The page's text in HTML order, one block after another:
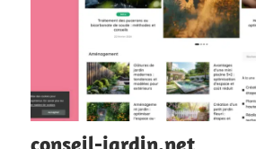
conseil-jardin.net